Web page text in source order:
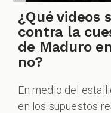
¿Qué videos
contra la
de Maduro
no?
En medio del
en los supuestos